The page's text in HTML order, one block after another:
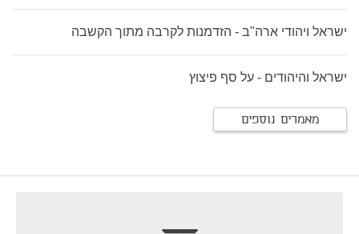
ישראל ויהודי ארה"ב - הזדמנות לקרבה מתוך הקשבה
ישראל והיהודים - על סף פיצוץ
מאמרים נוספים